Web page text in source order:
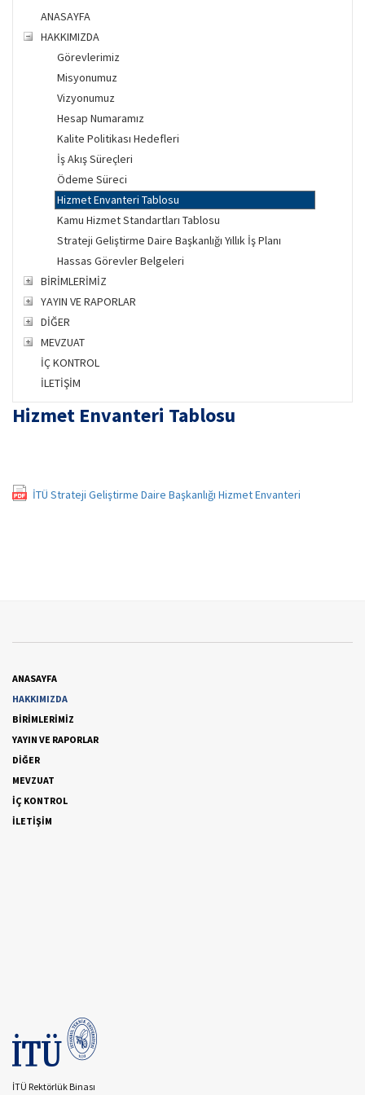
ANASAYFA
HAKKIMIZDA
Görevlerimiz
Misyonumuz
Vizyonumuz
Hesap Numaramız
Kalite Politikası Hedefleri
İş Akış Süreçleri
Ödeme Süreci
Hizmet Envanteri Tablosu
Kamu Hizmet Standartları Tablosu
Strateji Geliştirme Daire Başkanlığı Yıllık İş Planı
Hassas Görevler Belgeleri
BİRİMLERİMİZ
YAYIN VE RAPORLAR
DİĞER
MEVZUAT
İÇ KONTROL
İLETİŞİM
Hizmet Envanteri Tablosu
İTÜ Strateji Geliştirme Daire Başkanlığı Hizmet Envanteri
ANASAYFA
HAKKIMIZDA
BİRİMLERİMİZ
YAYIN VE RAPORLAR
DİĞER
MEVZUAT
İÇ KONTROL
İLETİŞİM
İTÜ Rektörlük Binası